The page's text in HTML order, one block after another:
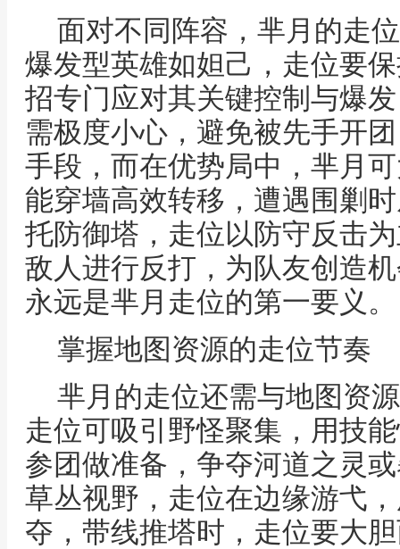
面对不同阵容，芈月的走
爆发型英雄如妲己，走位要
招专门应对其关键控制与爆
需极度小心，避免被先手开
手段，而在优势局中，芈月
能穿墙高效转移，遭遇围剿
托防御塔，走位以防守反击
敌人进行反打，为队友创造
永远是芈月走位的第一要义。
掌握地图资源的走位节奏
芈月的走位还需与地图资
走位可吸引野怪聚集，用技
参团做准备，争夺河道之灵
草丛视野，走位在边缘游弋
夺，带线推塔时，走位要大